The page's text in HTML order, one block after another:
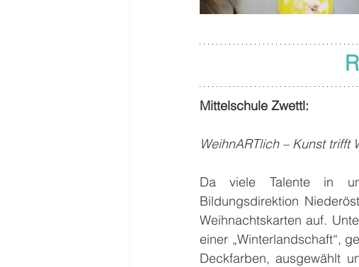
Mittelschule Zwettl:
WeihnARTlich – Kunst trifft
Da viele Talente in
Bildungsdirektion
Weihnachtskarten auf.
einer „Winterlandschaft“,
Deckfarben, ausgewählt